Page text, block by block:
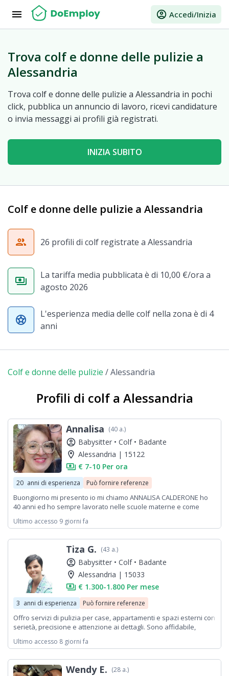
menu account_circle Accedi/Inizia
Trova colf e donne delle pulizie a
Alessandria
Trova colf e donne delle pulizie a Alessandria in pochi
click, pubblica un annuncio di lavoro, ricevi candidature
o invia messaggi ai profili già registrati.
INIZIA SUBITO
Colf e donne delle pulizie a Alessandria
group 26 profili di colf registrate a Alessandria
payments
La tariffa media pubblicata è di 10,00 €/ora a
agosto 2026
stars
L'esperienza media delle colf nella zona è di 4
anni
Colf e donne delle pulizie /Alessandria
Profili di colf a Alessandria
Annalisa (40 a.)
account_circle Babysitter • Colf • Badante
location_on Alessandria | 15122
payments € 7-10 Per ora
20 anni di esperienza Può fornire referenze
Buongiorno mi presento io mi chiamo ANNALISA CALDERONE ho
40 anni ed ho sempre lavorato nelle scuole materne e come
bimbi per me è la mia vita..Contattatemi pure
Ultimo accesso 9 giorni fa
Tiza G. (43 a.)
account_circle Babysitter • Colf • Badante
location_on Alessandria | 15033
payments € 1.300-1.800 Per mese
3 anni di esperienza Può fornire referenze
Offro servizi di pulizia per case, appartamenti e spazi esterni con
serietà, precisione e attenzione ai dettagli. Sono affidabile,
degli ambienti. Automunita e disponibile a spostarmi nelle zone
della qualità del mio lavoro. Disponibilità immediata.
Ultimo accesso 8 giorni fa
Wendy E. (28 a.)